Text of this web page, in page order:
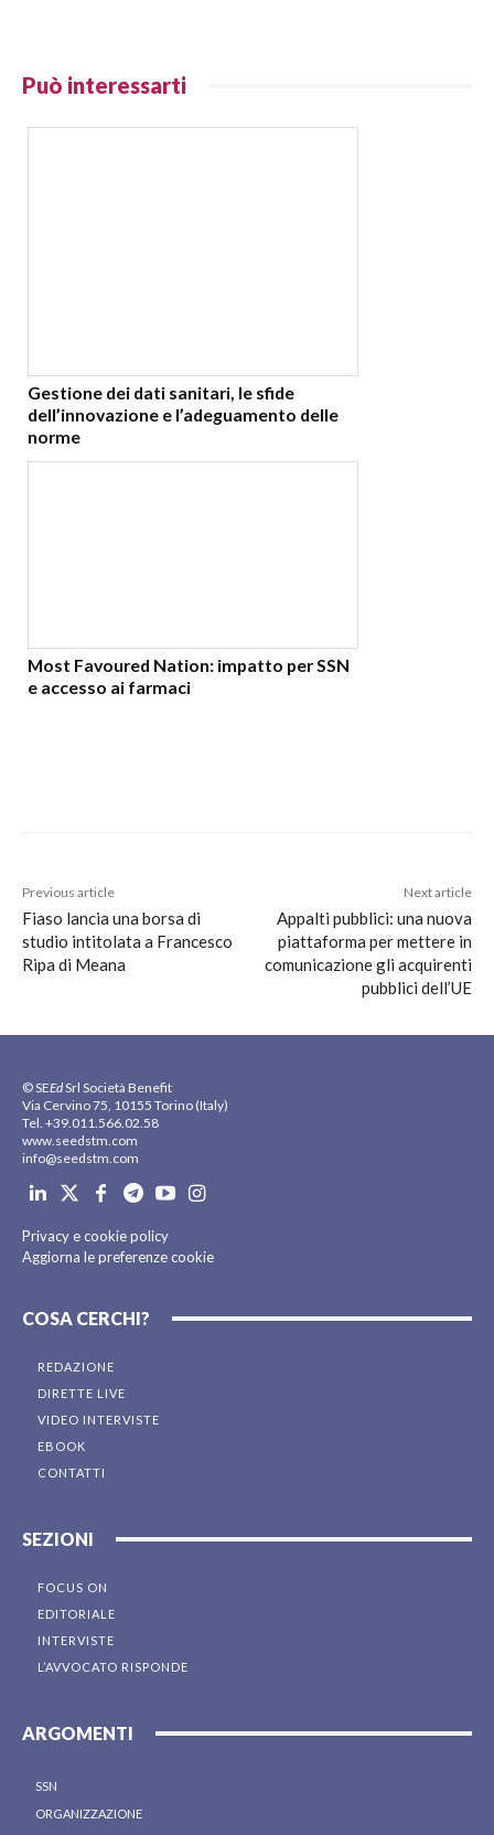
Può interessarti
Gestione dei dati sanitari, le sfide
dell’innovazione e l’adeguamento delle
norme
Most Favoured Nation: impatto per SSN
e accesso ai farmaci
Previous article
Fiaso lancia una borsa di
studio intitolata a Francesco
Ripa di Meana
Next article
Appalti pubblici: una nuova
piattaforma per mettere in
comunicazione gli acquirenti
pubblici dell’UE
© SEEdSrl Società Benefit
Via Cervino 75, 10155 Torino (Italy)
Tel. +39.011.566.02.58
www.seedstm.com
info@seedstm.com
Privacy e cookie policy
Aggiorna le preferenze cookie
COSA CERCHI?
REDAZIONE
DIRETTE LIVE
VIDEO INTERVISTE
EBOOK
CONTATTI
SEZIONI
FOCUS ON
EDITORIALE
INTERVISTE
L’AVVOCATO RISPONDE
ARGOMENTI
SSN
ORGANIZZAZIONE